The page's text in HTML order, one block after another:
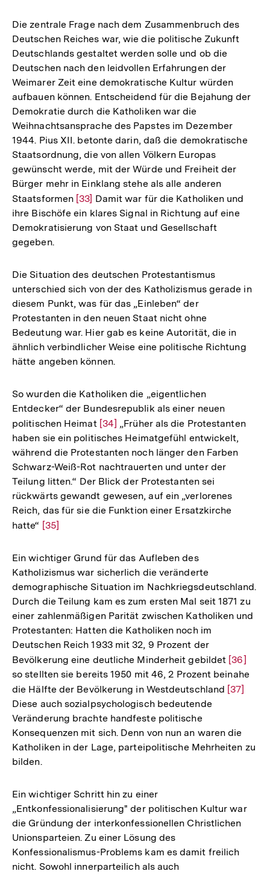
Die zentrale Frage nach dem Zusammenbruch des
Deutschen Reiches war, wie die politische Zukunft
Deutschlands gestaltet werden solle und ob die
Deutschen nach den leidvollen Erfahrungen der
Weimarer Zeit eine demokratische Kultur würden
aufbauen können. Entscheidend für die Bejahung der
Demokratie durch die Katholiken war die
Weihnachtsansprache des Papstes im Dezember
1944. Pius XII. betonte darin, daß die demokratische
Staatsordnung, die von allen Völkern Europas
gewünscht werde, mit der Würde und Freiheit der
Bürger mehr in Einklang stehe als alle anderen
Staatsformen Zur
Auflösung
der
[33] Damit war für die Katholiken und
ihre Bischöfe ein klares Signal in Richtung auf eine
Demokratisierung von Staat und Gesellschaft
gegeben.
Die Situation des deutschen Protestantismus
unterschied sich von der des Katholizismus gerade in
diesem Punkt, was für das „Einleben“ der
Protestanten in den neuen Staat nicht ohne
Bedeutung war. Hier gab es keine Autorität, die in
ähnlich verbindlicher Weise eine politische Richtung
hätte angeben können.
So wurden die Katholiken die „eigentlichen
Entdecker“ der Bundesrepublik als einer neuen
politischen Heimat Zur
Auflösung
der
Fußnote
[34] „Früher als die Protestanten
haben sie ein politisches Heimatgefühl entwickelt,
während die Protestanten noch länger den Farben
Schwarz-Weiß-Rot nachtrauerten und unter der
Teilung litten.“ Der Blick der Protestanten sei
rückwärts gewandt gewesen, auf ein „verlorenes
Reich, das für sie die Funktion einer Ersatzkirche
hatte“ Zur
der
Fußnote
[35]
Ein wichtiger Grund für das Aufleben des
Katholizismus war sicherlich die veränderte
demographische Situation im Nachkriegsdeutschland.
Durch die Teilung kam es zum ersten Mal seit 1871 zu
einer zahlenmäßigen Parität zwischen Katholiken und
Protestanten: Hatten die Katholiken noch im
Deutschen Reich 1933 mit 32, 9 Prozent der
Bevölkerung eine deutliche Minderheit gebildet Zur
der
[36]
so stellten sie bereits 1950 mit 46, 2 Prozent beinahe
die Hälfte der Bevölkerung in Westdeutschland Zur
Fußnote
[37]
Diese auch sozialpsychologisch bedeutende
Veränderung brachte handfeste politische
Konsequenzen mit sich. Denn von nun an waren die
Katholiken in der Lage, parteipolitische Mehrheiten zu
bilden.
Ein wichtiger Schritt hin zu einer
„Entkonfessionalisierung" der politischen Kultur war
die Gründung der interkonfessionellen Christlichen
Unionsparteien. Zu einer Lösung des
Konfessionalismus-Problems kam es damit freilich
nicht. Sowohl innerparteilich als auch